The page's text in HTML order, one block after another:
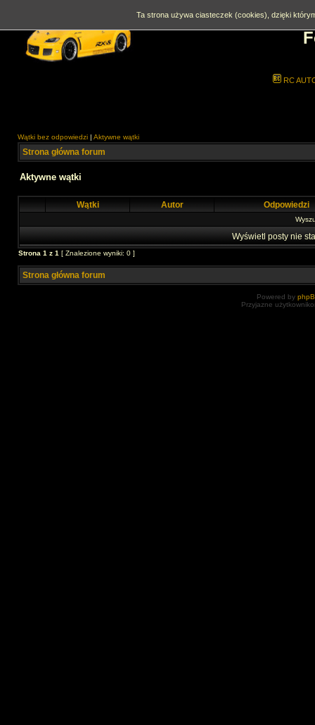
RC
Wątki bez odpowiedzi | Aktywne wątki
Strona główna forum
Aktywne wątki
Wątki Autor Odpowiedzi
Wyświetl posty nie
Strona 1 z 1 [ Znalezione wyniki: 0 ]
Strona główna forum
Powered by
Przyjazne
Ta strona używa ciasteczek (cookies), dzięki